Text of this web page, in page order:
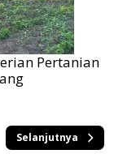
Pertanian
Selanjutnya